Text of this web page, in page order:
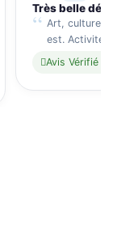
Très belle
Art, culture
est. Activité
Avis Vérifié